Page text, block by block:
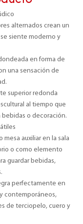
alternados crean un
siente moderno y
en forma de
una sensación de
superior redonda
al tiempo que
o decoración.
auxiliar en la sala
o como elemento
guardar bebidas,
perfectamente en
contemporáneos,
de terciopelo, cuero y